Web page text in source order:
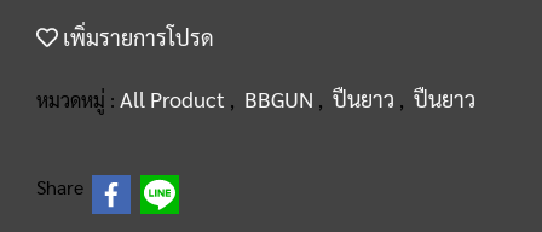
เพิ่มรายการโปรด
หมวดหมู่ : All Product , BBGUN , ปืนยาว , ปืนยาว
Share